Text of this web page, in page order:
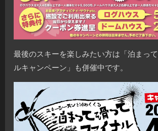
最後のスキーを楽しみたい方は「泊まっ
ルキャンペーン」も併催中です。